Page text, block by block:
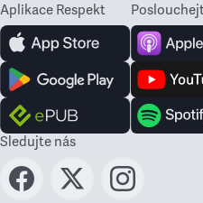
Aplikace Respekt
Sledujte nás